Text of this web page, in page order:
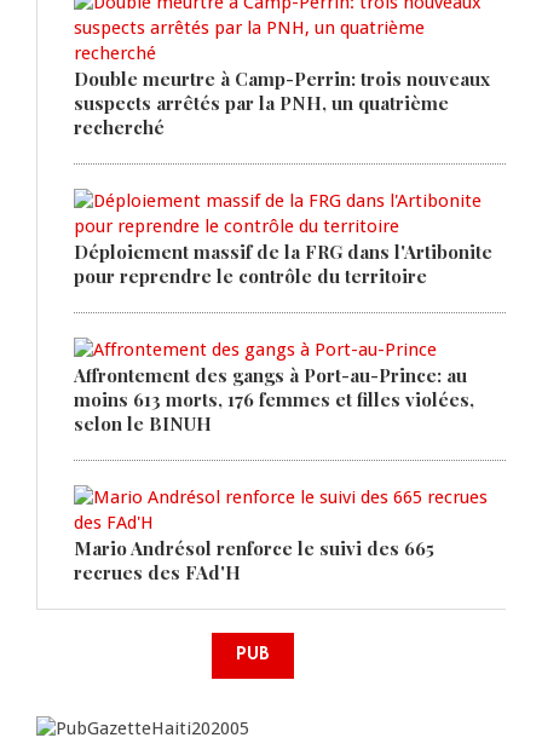
Double meurtre à Camp-Perrin: trois nouveaux
suspects arrêtés par la PNH, un quatrième
recherché
Déploiement massif de la FRG dans l'Artibonite
pour reprendre le contrôle du territoire
Affrontement des gangs à Port-au-Prince: au
moins 613 morts, 176 femmes et filles violées,
selon le BINUH
Mario Andrésol renforce le suivi des 665
recrues des FAd'H
PUB